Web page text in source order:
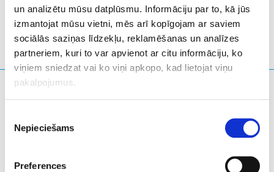
un analizētu mūsu datplūsmu. Informāciju par to, kā jūs
izmantojat mūsu vietni, mēs arī kopīgojam ar saviem
sociālās saziņas līdzekļu, reklamēšanas un analīzes
partneriem, kuri to var apvienot ar citu informāciju, ko
viņiem sniedzat vai ko viņi apkopo, kad lietojat viņu
pakalpojumus.
izvēle
Nepieciešams
Preferences
Ko jūs meklējat?